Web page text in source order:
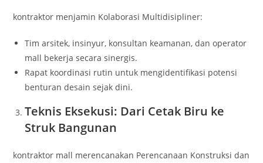
kontraktor menjamin Kolaborasi Multidisipliner:
Tim arsitek, insinyur, konsultan keamanan, dan operator
mall bekerja secara sinergis.
Rapat koordinasi rutin untuk mengidentifikasi potensi
benturan desain sejak dini.
Teknis Eksekusi: Dari Cetak Biru ke
Struk Bangunan
kontraktor mall merencanakan Perencanaan Konstruksi dan